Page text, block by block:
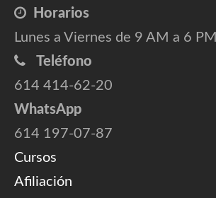
Horarios
Lunes a Viernes de 9 AM a 6 PM
Teléfono
614 414-62-20
WhatsApp
614 197-07-87
Cursos
Afiliación